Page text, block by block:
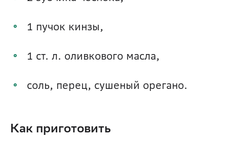
1 пучок кинзы,
1 ст. л. оливкового масла,
соль, перец, сушеный орегано.
Как приготовить